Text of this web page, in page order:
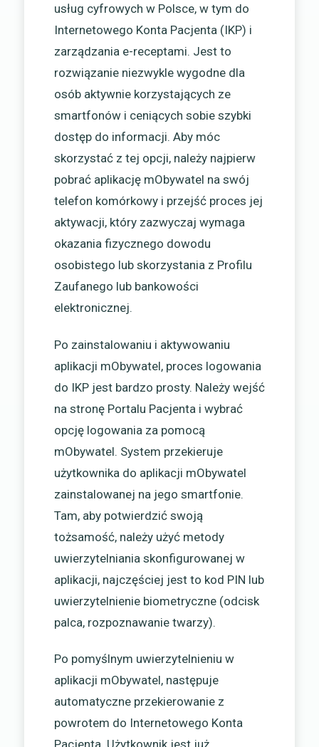
usług cyfrowych w Polsce, w tym do
Internetowego Konta Pacjenta (IKP) i
zarządzania e-receptami. Jest to
rozwiązanie niezwykle wygodne dla
osób aktywnie korzystających ze
smartfonów i ceniących sobie szybki
dostęp do informacji. Aby móc
skorzystać z tej opcji, należy najpierw
pobrać aplikację mObywatel na swój
telefon komórkowy i przejść proces jej
aktywacji, który zazwyczaj wymaga
okazania fizycznego dowodu
osobistego lub skorzystania z Profilu
Zaufanego lub bankowości
elektronicznej.
Po zainstalowaniu i aktywowaniu
aplikacji mObywatel, proces logowania
do IKP jest bardzo prosty. Należy wejść
na stronę Portalu Pacjenta i wybrać
opcję logowania za pomocą
mObywatel. System przekieruje
użytkownika do aplikacji mObywatel
zainstalowanej na jego smartfonie.
Tam, aby potwierdzić swoją
tożsamość, należy użyć metody
uwierzytelniania skonfigurowanej w
aplikacji, najczęściej jest to kod PIN lub
uwierzytelnienie biometryczne (odcisk
palca, rozpoznawanie twarzy).
Po pomyślnym uwierzytelnieniu w
aplikacji mObywatel, następuje
automatyczne przekierowanie z
powrotem do Internetowego Konta